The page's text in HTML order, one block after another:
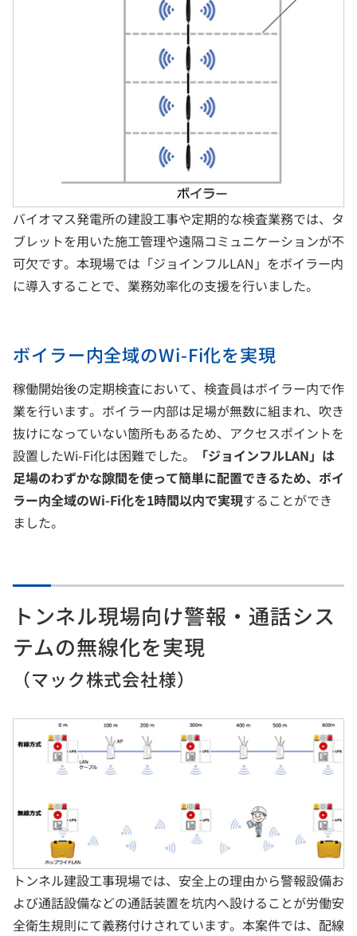
バイオマス発電所の建設工事や定期的な検査業務では、タ
ブレットを用いた施工管理や遠隔コミュニケーションが不
可欠です。本現場では「ジョインフルLAN」をボイラー内
に導入することで、業務効率化の支援を行いました。
ボイラー内全域のWi-Fi化を実現
稼働開始後の定期検査において、検査員はボイラー内で作
業を行います。ボイラー内部は足場が無数に組まれ、吹き
抜けになっていない箇所もあるため、アクセスポイントを
設置したWi-Fi化は困難でした。
「ジョインフルLAN」は
足場のわずかな隙間を使って簡単に配置できるため、ボイ
ラー内全域のWi-Fi化を1時間以内で実現することができ
ました。
トンネル現場向け警報・通話シス
テムの無線化を実現
（マック株式会社様）
トンネル建設工事現場では、安全上の理由から警報設備お
よび通話設備などの通話装置を坑内へ設けることが労働安
全衛生規則にて義務付けされています。本案件では、配線